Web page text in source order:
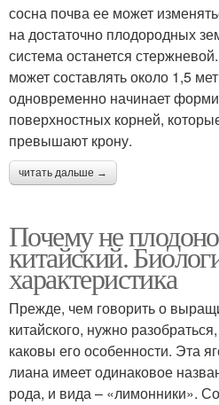
сосна почва ее может
на достаточно плодородных
система останется
может составлять около 1,5
одновременно начинает
поверхностных корней,
превышают крону.
читать дальше →
Почему не
китайский.
характеристика
Прежде, чем говорить о
китайского, нужно
каковы его особенности. Эта
лиана имеет одинаковое
рода, и вида – «лимонники».